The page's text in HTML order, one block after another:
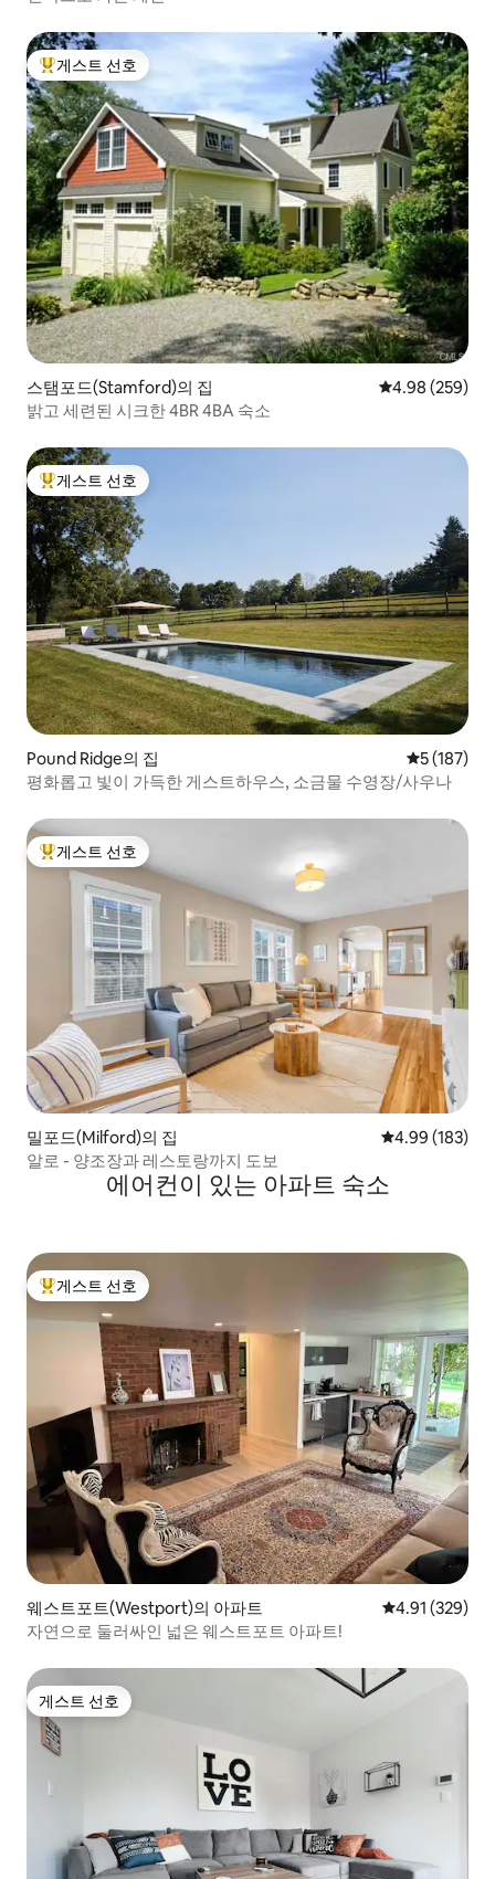
상위 게스트 선호
게스트 선호
스탬포드(Stamford)의 집 평점 4.98점(5
4.98 (259)
밝고 세련된 시크한 4BR 4BA 숙소
상위 게스트 선호
게스트 선호
Pound Ridge의 집 평점 5점(5
5 (187)
평화롭고 빛이 가득한 게스트하우스, 소금물 수영장/사우나
상위 게스트 선호
게스트 선호
밀포드(Milford)의 집 평점 4.99점(5
4.99 (183)
알로 - 양조장과 레스토랑까지 도보
에어컨이 있는 아파트 숙소
상위 게스트 선호
게스트 선호
웨스트포트(Westport)의 아파트 평점 4.91점(5
4.91 (329)
자연으로 둘러싸인 넓은 웨스트포트 아파트!
게스트 선호
게스트 선호